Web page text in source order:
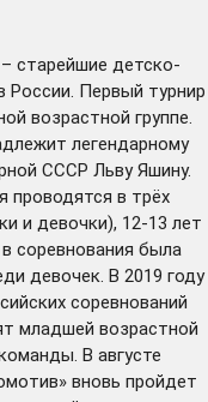
старейшие детско-
России. Первый турнир
возрастной группе.
легендарному
СССР Льву Яшину.
проводятся в трёх
и девочки), 12-13 лет
соревнования была
девочек. В 2019 году
соревнований
младшей возрастной
В августе
вновь пройдет